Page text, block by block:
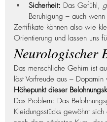
Sicherheit: Das Gefühl,
Beruhigung – auch
Zertifikate können also wie
Orientierung und lassen uns
Neurologischer
Das menschliche Gehirn ist
löst Vorfreude aus –
Höhepunkt dieser
Das Problem: Das
Kleidungsstücks gewöhnt